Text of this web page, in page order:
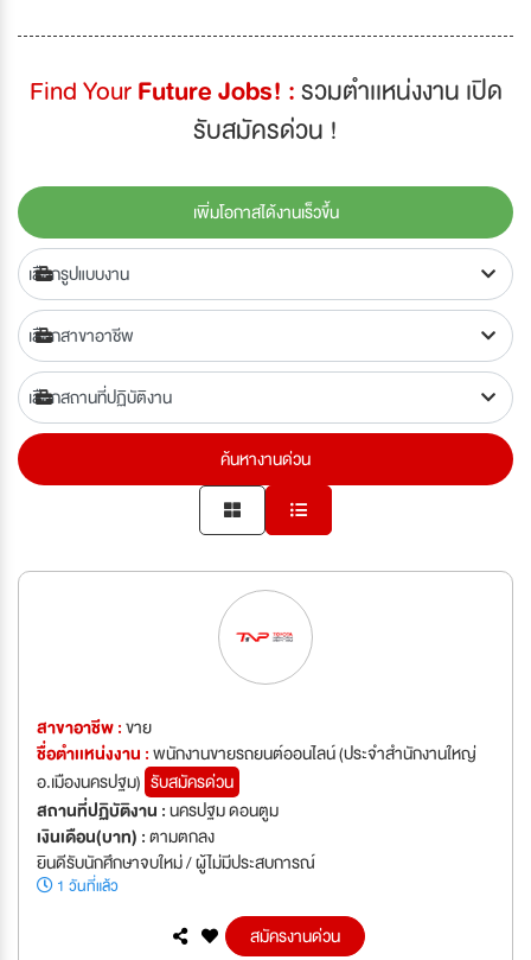
Find YourFuture Jobs! :รวมตำเเหน่งงาน เปิด
รับสมัครด่วน !
เพิ่มโอกาสได้งานเร็วขึ้น
ค้นหางานด่วน
สาขาอาชีพ :ขาย
ชื่อตำเเหน่งงาน :พนักงานขายรถยนต์ออนไลน์ (ประจำสำนักงานใหญ่
อ.เมืองนครปฐม) รับสมัครด่วน
สถานที่ปฏิบัติงาน :นครปฐม ดอนตูม
เงินเดือน(บาท) :ตามตกลง
ยินดีรับนักศึกษาจบใหม่ / ผู้ไม่มีประสบการณ์
1 วันที่แล้ว
สมัครงานด่วน